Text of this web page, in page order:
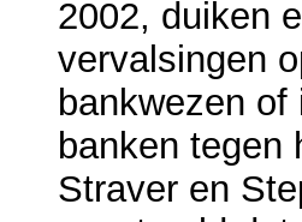
2002, duiken
vervalsingen
bankwezen
banken tegen
Straver en